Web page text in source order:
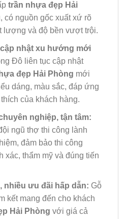
trần nhựa đẹp Hải
có nguồn gốc xuất xứ rõ
lượng và độ bền vượt trội.
cập nhật xu hướng mới
Đô liên tục cập nhật
đẹp Hải Phòng mới
dáng, màu sắc, đáp ứng
của khách hàng.
nghiệp, tận tâm:
ngũ thợ thi công lành
đảm bảo thi công
xác, thẩm mỹ và đúng tiến
nhiều ưu đãi hấp dẫn: Gỗ
kết mang đến cho khách
Hải Phòng với giá cả